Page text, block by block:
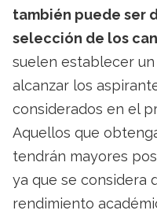
también puede ser
selección de los
suelen establecer
alcanzar los
considerados en el
Aquellos que
tendrán mayores
ya que se considera
rendimiento